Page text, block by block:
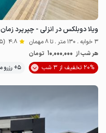
ویلا دوبلکس در انزلی - چپرپرد زمان
3 خوابه . 130 متر . تا 8 مهمان 4.8 (5 نظر)
هر شب از 10٬000٬000 تومان
20% تخفیف از 3 شب
5+ رزرو موفق